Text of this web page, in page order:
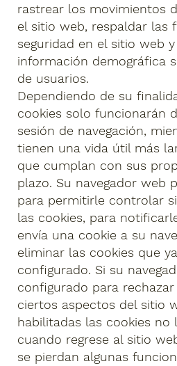
rastrear los movimientos
el sitio web, respaldar las
seguridad en el sitio web
información demográfica
de usuarios.
Dependiendo de su
cookies solo funcionarán
sesión de navegación,
tienen una vida útil más
que cumplan con sus
plazo. Su navegador web
para permitirle controlar
las cookies, para
envía una cookie a su
eliminar las cookies que
configurado. Si su
configurado para rechazar
ciertos aspectos del sitio
habilitadas las cookies no
cuando regrese al sitio
se pierdan algunas